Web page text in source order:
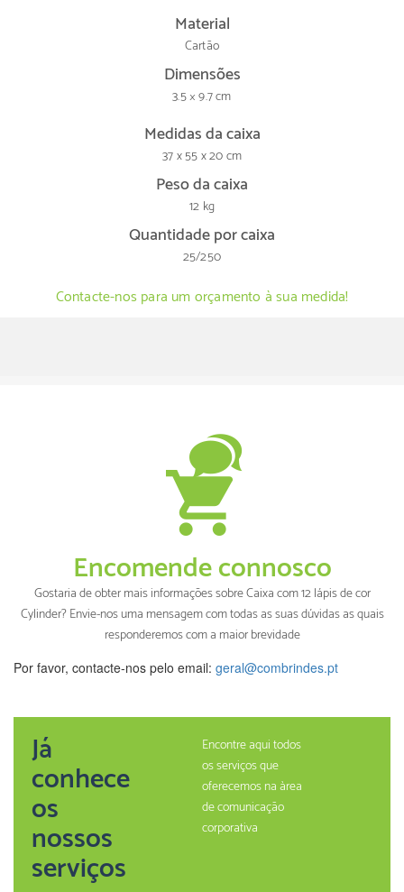
Material
Cartão
Dimensões
3.5 × 9.7 cm
Medidas da caixa
37 x 55 x 20 cm
Peso da caixa
12 kg
Quantidade por caixa
25/250
Contacte-nos para um orçamento à sua medida!
Encomende connosco
Gostaria de obter mais informações sobre Caixa com 12 lápis de cor
Cylinder? Envie-nos uma mensagem com todas as suas dúvidas as quais
responderemos com a maior brevidade
Por favor, contacte-nos pelo email: geral@combrindes.pt
Já
conhece
os
nossos
serviços
Encontre aqui todos
os serviços que
oferecemos na àrea
de comunicação
corporativa